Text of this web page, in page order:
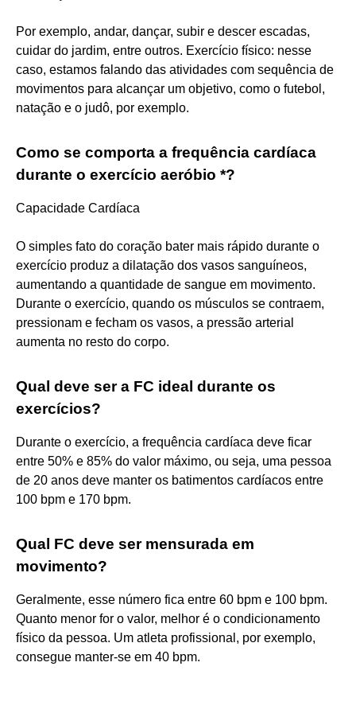
Por exemplo, andar, dançar, subir e descer escadas,
cuidar do jardim, entre outros. Exercício físico: nesse
caso, estamos falando das atividades com sequência de
movimentos para alcançar um objetivo, como o futebol,
natação e o judô, por exemplo.
Como se comporta a frequência cardíaca
durante o exercício aeróbio *?
Capacidade Cardíaca
O simples fato do coração bater mais rápido durante o
exercício produz a dilatação dos vasos sanguíneos,
aumentando a quantidade de sangue em movimento.
Durante o exercício, quando os músculos se contraem,
pressionam e fecham os vasos, a pressão arterial
aumenta no resto do corpo.
Qual deve ser a FC ideal durante os
exercícios?
Durante o exercício, a frequência cardíaca deve ficar
entre 50% e 85% do valor máximo, ou seja, uma pessoa
de 20 anos deve manter os batimentos cardíacos entre
100 bpm e 170 bpm.
Qual FC deve ser mensurada em
movimento?
Geralmente, esse número fica entre 60 bpm e 100 bpm.
Quanto menor for o valor, melhor é o condicionamento
físico da pessoa. Um atleta profissional, por exemplo,
consegue manter-se em 40 bpm.